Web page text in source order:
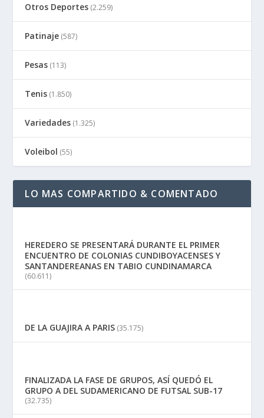
Otros Deportes (2.259)
Patinaje (587)
Pesas (113)
Tenis (1.850)
Variedades (1.325)
Voleibol (55)
LO MAS COMPARTIDO & COMENTADO
HEREDERO SE PRESENTARÁ DURANTE EL PRIMER
ENCUENTRO DE COLONIAS CUNDIBOYACENSES Y
SANTANDEREANAS EN TABIO CUNDINAMARCA
(60.611)
DE LA GUAJIRA A PARIS (35.175)
FINALIZADA LA FASE DE GRUPOS, ASÍ QUEDÓ EL
GRUPO A DEL SUDAMERICANO DE FUTSAL SUB-17
(32.735)